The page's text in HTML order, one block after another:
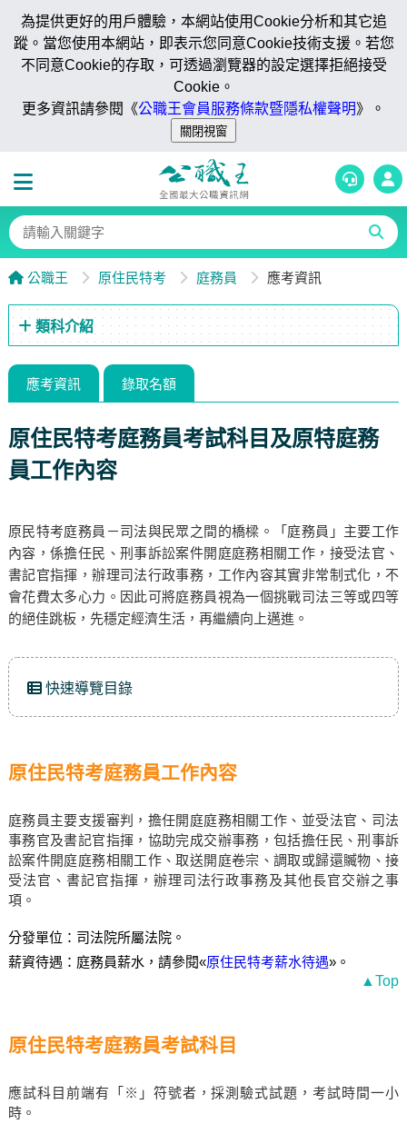
為提供更好的用戶體驗，本網站使用Cookie分析和其它追
蹤。當您使用本網站，即表示您同意Cookie技術支援。若您
不同意Cookie的存取，可透過瀏覽器的設定選擇拒絕接受
Cookie。
更多資訊請參閱《公職王會員服務條款暨隱私權聲明》。
公職王 原住民特考 庭務員 應考資訊
類科介紹
應考資訊 錄取名額
原住民特考庭務員考試科目及原特庭務
員工作內容
原民特考庭務員－司法與民眾之間的橋樑。「庭務員」主要工作
內容，係擔任民、刑事訴訟案件開庭庭務相關工作，接受法官、
書記官指揮，辦理司法行政事務，工作內容其實非常制式化，不
會花費太多心力。因此可將庭務員視為一個挑戰司法三等或四等
的絕佳跳板，先穩定經濟生活，再繼續向上邁進。
快速導覽目錄
原住民特考庭務員工作內容
庭務員主要支援審判，擔任開庭庭務相關工作、並受法官、司法
事務官及書記官指揮，協助完成交辦事務，包括擔任民、刑事訴
訟案件開庭庭務相關工作、取送開庭卷宗、調取或歸還贓物、接
受法官、書記官指揮，辦理司法行政事務及其他長官交辦之事
項。
分發單位：司法院所屬法院。
薪資待遇：庭務員薪水，請參閱«原住民特考薪水待遇»。
▲Top
原住民特考庭務員考試科目
應試科目前端有「※」符號者，採測驗式試題，考試時間一小
時。